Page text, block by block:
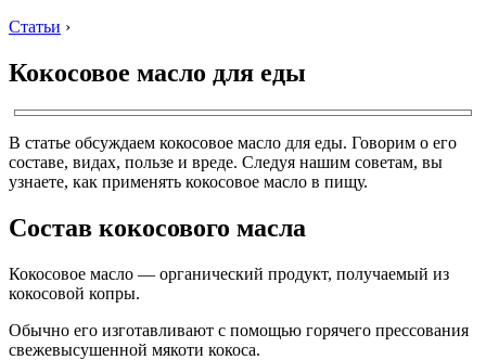
Статьи ›
Кокосовое масло для еды
В статье обсуждаем кокосовое масло для еды. Говорим о его
составе, видах, пользе и вреде. Следуя нашим советам, вы
узнаете, как применять кокосовое масло в пищу.
Состав кокосового масла
Кокосовое масло — органический продукт, получаемый из
кокосовой копры.
Обычно его изготавливают с помощью горячего прессования
свежевысушенной мякоти кокоса.